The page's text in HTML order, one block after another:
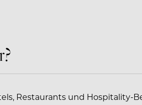
Restaurants und Hospitality-